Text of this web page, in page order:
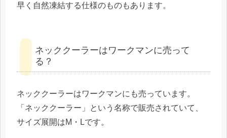
早く自然凍結する仕様のものもあります。
ネッククーラーはワークマンに売って
る？
ネッククーラーはワークマンにも売っています。
「ネッククーラー」という名称で販売されていて、
サイズ展開はM・Lです。